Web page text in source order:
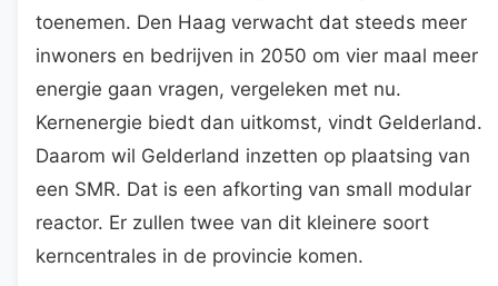
toenemen. Den Haag verwacht dat steeds meer
inwoners en bedrijven in 2050 om vier maal meer
energie gaan vragen, vergeleken met nu.
Kernenergie biedt dan uitkomst, vindt Gelderland.
Daarom wil Gelderland inzetten op plaatsing van
een SMR. Dat is een afkorting van small modular
reactor. Er zullen twee van dit kleinere soort
kerncentrales in de provincie komen.